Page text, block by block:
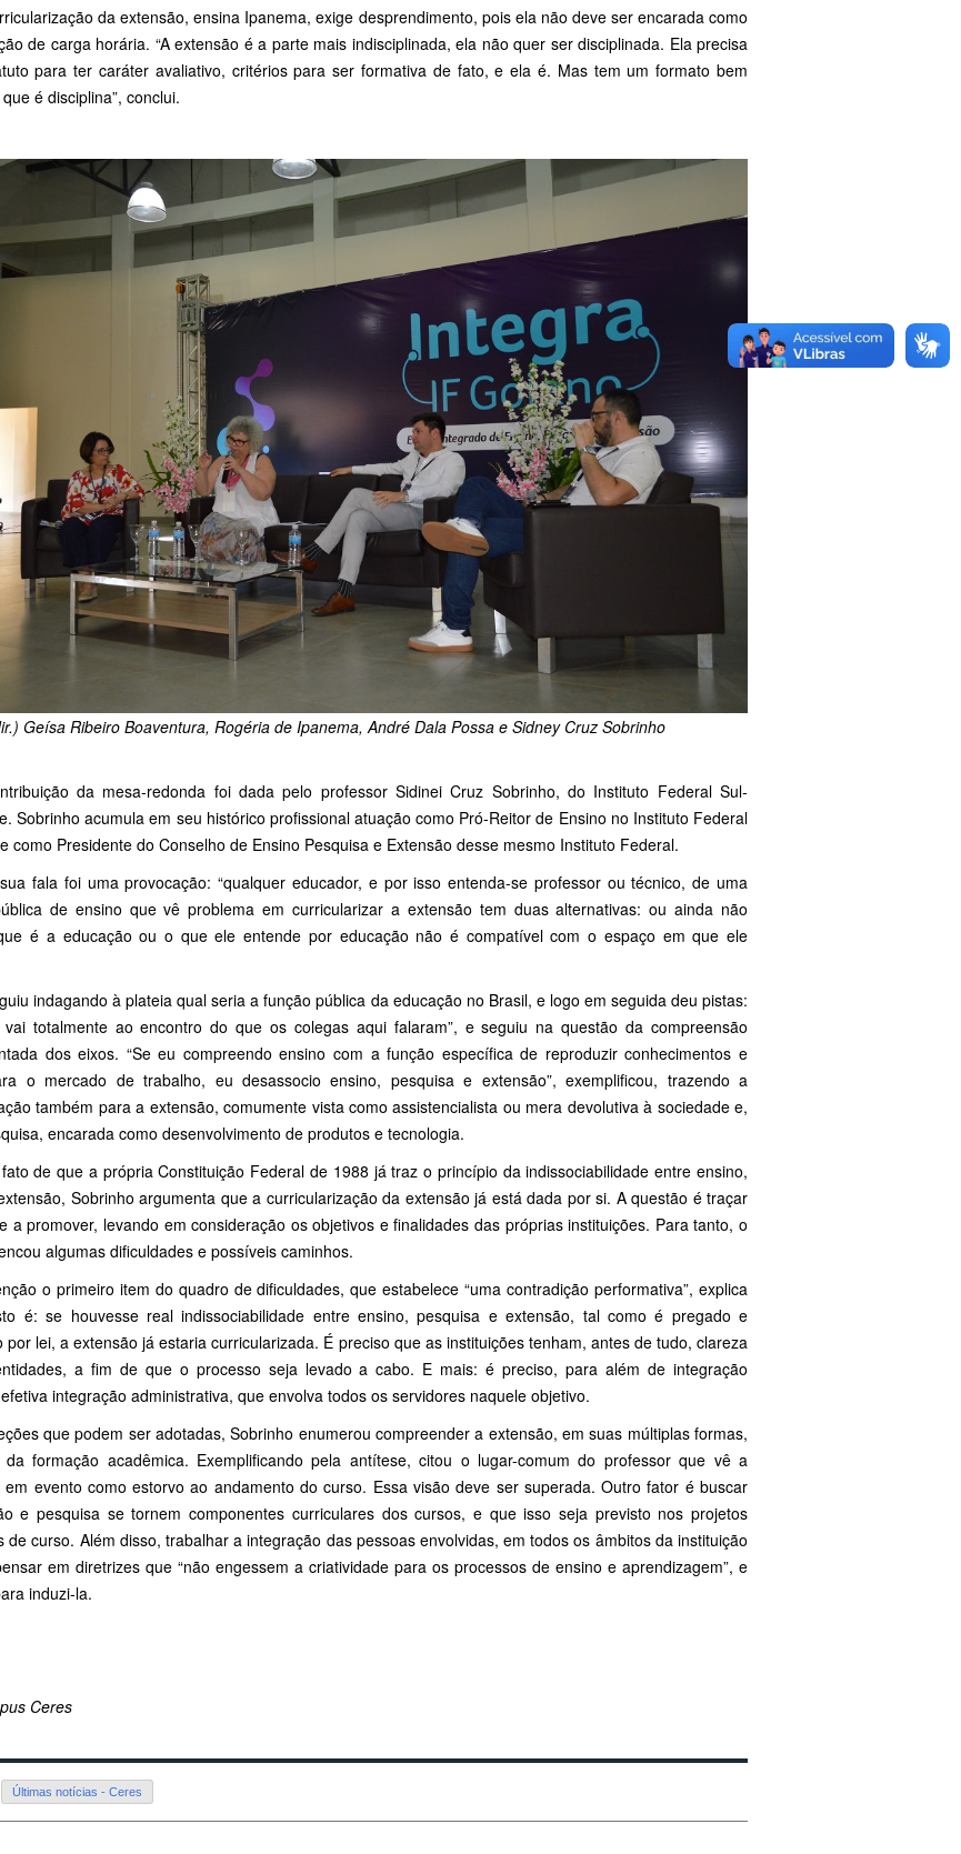
da extensão, ensina Ipanema, exige desprendimento, pois ela não deve ser encarada como
de carga horária. “A extensão é a parte mais indisciplinada, ela não quer ser disciplinada. Ela precisa
para ter caráter avaliativo, critérios para ser formativa de fato, e ela é. Mas tem um formato bem
é disciplina”, conclui.
Geísa Ribeiro Boaventura, Rogéria de Ipanema, André Dala Possa e Sidney Cruz Sobrinho
da mesa-redonda foi dada pelo professor Sidinei Cruz Sobrinho, do Instituto Federal Sul-
Sobrinho acumula em seu histórico profissional atuação como Pró-Reitor de Ensino no Instituto Federal
como Presidente do Conselho de Ensino Pesquisa e Extensão desse mesmo Instituto Federal.
fala foi uma provocação: “qualquer educador, e por isso entenda-se professor ou técnico, de uma
de ensino que vê problema em curricularizar a extensão tem duas alternativas: ou ainda não
é a educação ou o que ele entende por educação não é compatível com o espaço em que ele
indagando à plateia qual seria a função pública da educação no Brasil, e logo em seguida deu pistas:
vai totalmente ao encontro do que os colegas aqui falaram”, e seguiu na questão da compreensão
dos eixos. “Se eu compreendo ensino com a função específica de reproduzir conhecimentos e
o mercado de trabalho, eu desassocio ensino, pesquisa e extensão”, exemplificou, trazendo a
também para a extensão, comumente vista como assistencialista ou mera devolutiva à sociedade e,
encarada como desenvolvimento de produtos e tecnologia.
de que a própria Constituição Federal de 1988 já traz o princípio da indissociabilidade entre ensino,
Sobrinho argumenta que a curricularização da extensão já está dada por si. A questão é traçar
a promover, levando em consideração os objetivos e finalidades das próprias instituições. Para tanto, o
algumas dificuldades e possíveis caminhos.
o primeiro item do quadro de dificuldades, que estabelece “uma contradição performativa”, explica
é: se houvesse real indissociabilidade entre ensino, pesquisa e extensão, tal como é pregado e
por lei, a extensão já estaria curricularizada. É preciso que as instituições tenham, antes de tudo, clareza
a fim de que o processo seja levado a cabo. E mais: é preciso, para além de integração
integração administrativa, que envolva todos os servidores naquele objetivo.
que podem ser adotadas, Sobrinho enumerou compreender a extensão, em suas múltiplas formas,
formação acadêmica. Exemplificando pela antítese, citou o lugar-comum do professor que vê a
em evento como estorvo ao andamento do curso. Essa visão deve ser superada. Outro fator é buscar
e pesquisa se tornem componentes curriculares dos cursos, e que isso seja previsto nos projetos
de curso. Além disso, trabalhar a integração das pessoas envolvidas, em todos os âmbitos da instituição
em diretrizes que “não engessem a criatividade para os processos de ensino e aprendizagem”, e
induzi-la.
Ceres
Últimas notícias - Ceres